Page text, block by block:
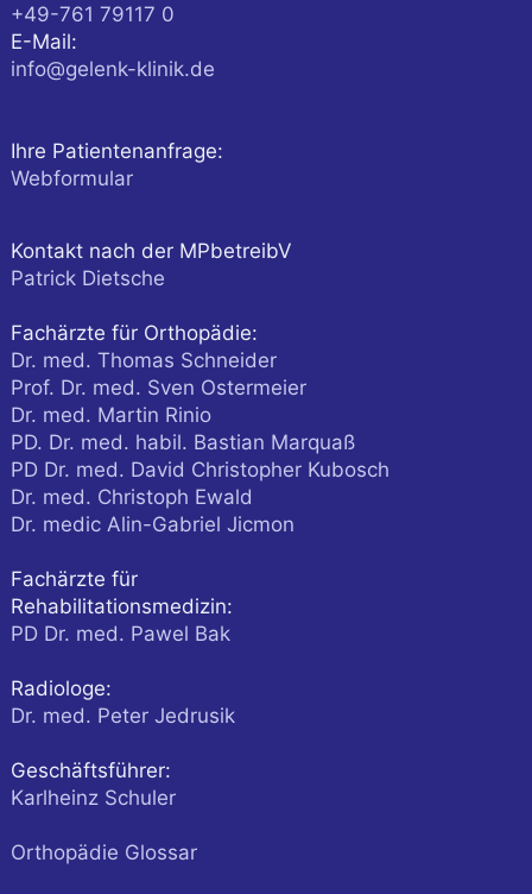
+49-761 79117 0
E-Mail:
info@gelenk-klinik.de
Ihre Patientenanfrage:
Webformular
Kontakt nach der MPbetreibV
Patrick Dietsche
Fachärzte für Orthopädie:
Dr. med. Thomas Schneider
Prof. Dr. med. Sven Ostermeier
Dr. med. Martin Rinio
PD. Dr. med. habil. Bastian Marquaß
PD Dr. med. David Christopher Kubosch
Dr. med. Christoph Ewald
Dr. medic Alin-Gabriel Jicmon
Fachärzte für
Rehabilitationsmedizin:
PD Dr. med. Pawel Bak
Radiologe:
Dr. med. Peter Jedrusik
Geschäftsführer:
Karlheinz Schuler
Orthopädie Glossar